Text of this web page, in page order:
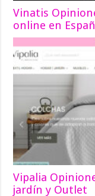
Vinatis
online en
Vipalia
jardín y Outlet